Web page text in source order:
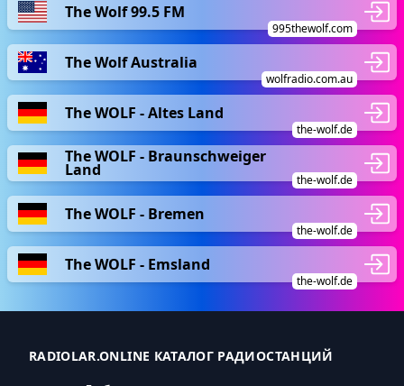
The Wolf 99.5 FM
995thewolf.com
The Wolf Australia
wolfradio.com.au
The WOLF - Altes Land
the-wolf.de
The WOLF - Braunschweiger
Land
the-wolf.de
The WOLF - Bremen
the-wolf.de
The WOLF - Emsland
the-wolf.de
RADIOLAR.ONLINE КАТАЛОГ РАДИОСТАНЦИЙ